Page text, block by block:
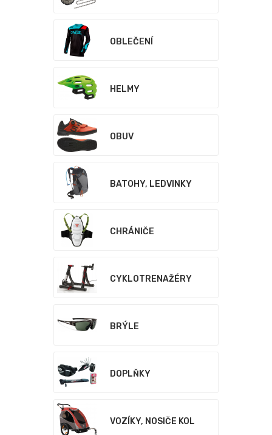
OBLEČENÍ
HELMY
OBUV
BATOHY, LEDVINKY
CHRÁNIČE
CYKLOTRENAŽÉRY
BRÝLE
DOPLŇKY
VOZÍKY, NOSIČE KOL